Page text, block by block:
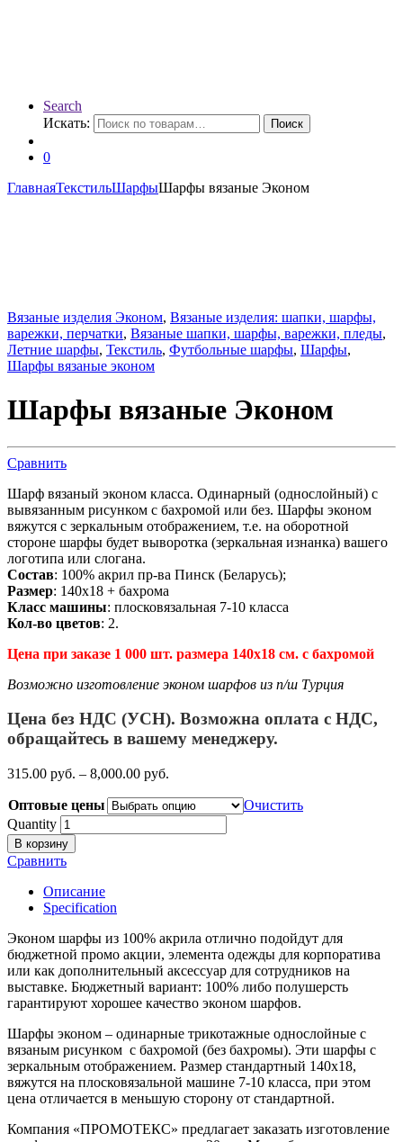
Search
Искать:
Поиск
0
ГлавнаяТекстильШарфыШарфы вязаные Эконом
Вязаные изделия Эконом, Вязаные изделия: шапки, шарфы,
варежки, перчатки, Вязаные шапки, шарфы, варежки, пледы,
Летние шарфы, Текстиль, Футбольные шарфы, Шарфы,
Шарфы вязаные эконом
Шарфы вязаные Эконом
Сравнить
Шарф вязаный эконом класса. Одинарный (однослойный) с
вывязанным рисунком с бахромой или без. Шарфы эконом
вяжутся с зеркальным отображением, т.е. на оборотной
стороне шарфы будет выворотка (зеркальная изнанка) вашего
логотипа или слогана.
Состав: 100% акрил пр-ва Пинск (Беларусь);
Размер: 140х18 + бахрома
Класс машины: плосковязальная 7-10 класса
Кол-во цветов: 2.
Цена при заказе 1 000 шт. размера 140х18 см. с бахромой
Возможно изготовление эконом шарфов из п/ш Турция
Цена без НДС (УСН). Возможна оплата с НДС,
обращайтесь в вашему менеджеру.
315.00 руб. – 8,000.00 руб.
Оптовые цены
Очистить
Quantity
В корзину
Сравнить
Описание
Specification
Эконом шарфы из 100% акрила отлично подойдут для
бюджетной промо акции, элемента одежды для корпоратива
или как дополнительный аксессуар для сотрудников на
выставке. Бюджетный вариант: 100% либо полушерсть
гарантируют хорошее качество эконом шарфов.
Шарфы эконом – одинарные трикотажные однослойные с
вязаным рисунком с бахромой (без бахромы). Эти шарфы с
зеркальным отображением. Размер стандартный 140х18,
вяжутся на плосковязальной машине 7-10 класса, при этом
цена отличается в меньшую сторону от стандартной.
Компания «ПРОМОТЕКС» предлагает заказать изготовление